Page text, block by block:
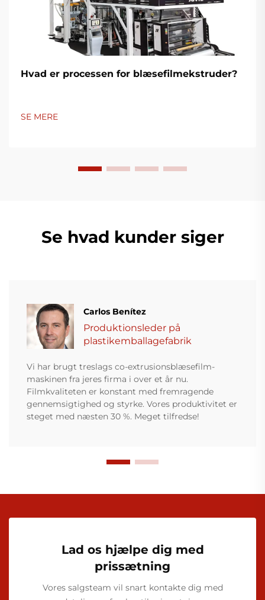
Hvad er processen for blæsefilmekstruder?
SE MERE
Se hvad kunder siger
Carlos Benítez
Produktionsleder på
plastikemballagefabrik
Vi har brugt treslags co-extrusionsblæsefilm-
maskinen fra jeres firma i over et år nu.
Filmkvaliteten er konstant med fremragende
gennemsigtighed og styrke. Vores produktivitet er
steget med næsten 30 %. Meget tilfredse!
Lad os hjælpe dig med
prissætning
Vores salgsteam vil snart kontakte dig med